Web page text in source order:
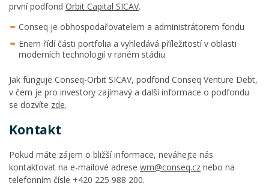
první podfond Orbit Capital SICAV.
Conseq je obhospodařovatelem a administrátorem fondu
Enern řídí části portfolia a vyhledává příležitostí v oblasti
moderních technologií v raném stádiu
Jak funguje Conseq-Orbit SICAV, podfond Conseq Venture Debt,
v čem je pro investory zajímavý a další informace o podfondu
se dozvíte zde.
Kontakt
Pokud máte zájem o bližší informace, neváhejte nás
kontaktovat na e-mailové adrese wm@conseq.cz nebo na
telefonním čísle +420 225 988 200.